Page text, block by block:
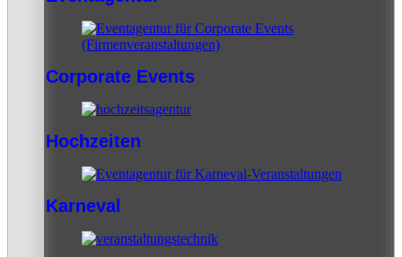
Corporate Events
Hochzeiten
Karneval